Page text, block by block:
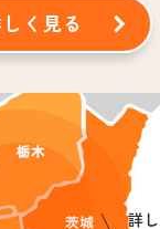
く見る